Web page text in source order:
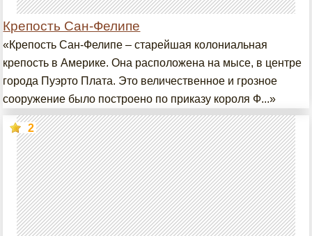
Крепость Сан-Фелипе
«Крепость Сан-Фелипе – старейшая колониальная
крепость в Америке. Она расположена на мысе, в центре
города Пуэрто Плата. Это величественное и грозное
сооружение было построено по приказу короля Ф...»
2